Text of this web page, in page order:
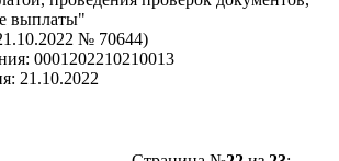
выплаты"
№ 70644)
0001202210210013
21.10.2022